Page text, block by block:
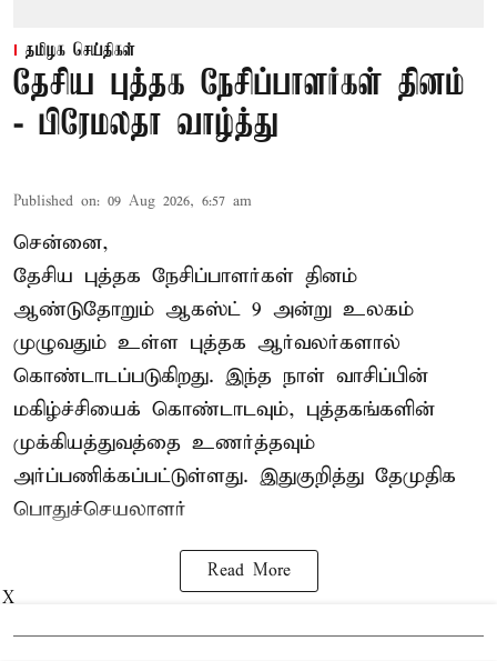
தமிழக செய்திகள்
தேசிய புத்தக நேசிப்பாளர்கள் தினம்
- பிரேமலதா வாழ்த்து
Published on: 09 Aug 2026, 6:57 am
சென்னை,
தேசிய புத்தக நேசிப்பாளர்கள் தினம்
ஆண்டுதோறும் ஆகஸ்ட் 9 அன்று உலகம்
முழுவதும் உள்ள புத்தக ஆர்வலர்களால்
கொண்டாடப்படுகிறது. இந்த நாள் வாசிப்பின்
மகிழ்ச்சியைக் கொண்டாடவும், புத்தகங்களின்
முக்கியத்துவத்தை உணர்த்தவும்
அர்ப்பணிக்கப்பட்டுள்ளது. இதுகுறித்து தேமுதிக
பொதுச்செயலாளர்
Read More
X